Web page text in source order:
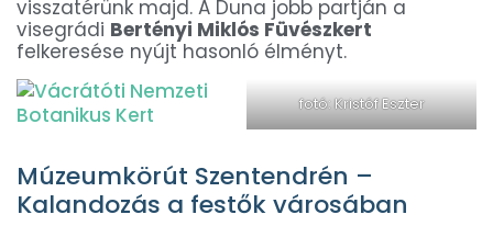
visszatérünk majd. A Duna jobb partján a
visegrádi Bertényi Miklós Füvészkert
felkeresése nyújt hasonló élményt.
fotó: Kristóf Eszter
Múzeumkörút Szentendrén –
Kalandozás a festők városában